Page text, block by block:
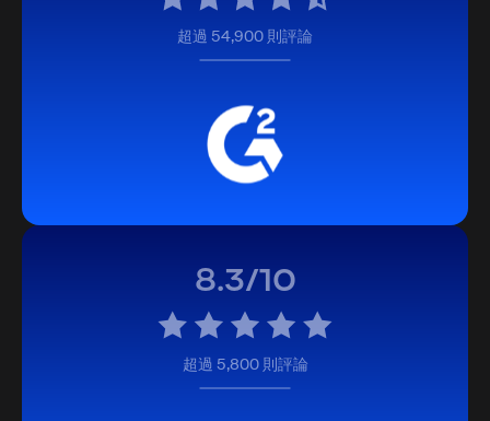
超過 54,900 則評論
8.3/10
超過 5,800 則評論